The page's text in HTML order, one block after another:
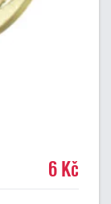
6 Kč